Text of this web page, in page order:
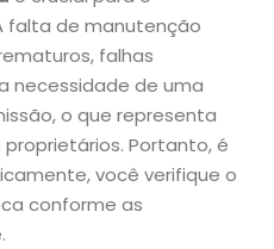
falta de manutenção
falhas
necessidade de uma
o que representa
Portanto, é
você verifique o
conforme as